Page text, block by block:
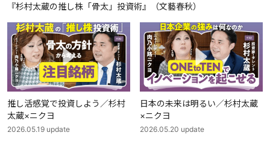
『杉村太蔵の推し株「骨太」投資術』（文藝春秋）
推し活感覚で投資しよう／杉村
太蔵×ニクヨ
2026.05.19 update
日本の未来は明るい／杉村太蔵
×ニクヨ
2026.05.20 update